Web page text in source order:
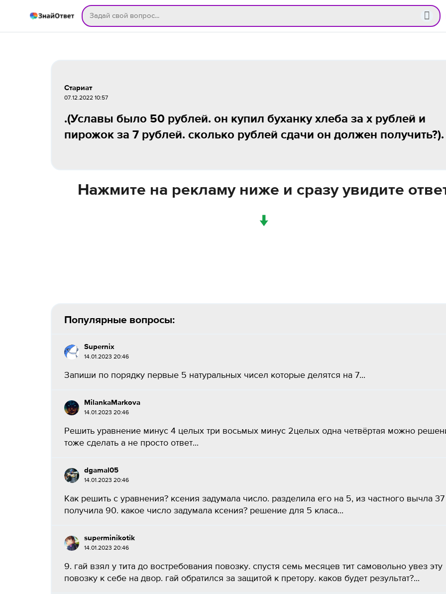
Стариат
07.12.2022 10:57
.(Уславы было 50 рублей. он купил буханку хлеба за х рублей и
пирожок за 7 рублей. сколько рублей сдачи он должен получить?).
Нажмите на рекламу ниже и сразу увидите
↓
Популярные вопросы:
Supernix
14.01.2023 20:46
Запиши по порядку первые 5 натуральных чисел которые делятся на 7...
MilankaMarkova
14.01.2023 20:46
Решить уравнение минус 4 целых три восьмых минус 2целых одна четвёртая можно
тоже сделать а не просто ответ...
dgamal05
14.01.2023 20:46
Как решить с уравнения? ксения задумала число. разделила его на 5, из частного вычла
получила 90. какое число задумала ксения? решение для 5 класа...
superminikotik
14.01.2023 20:46
9. гай взял у тита до востребования повозку. спустя семь месяцев тит самовольно увез эту
повозку к себе на двор. гай обратился за защитой к претору. каков будет результат?...